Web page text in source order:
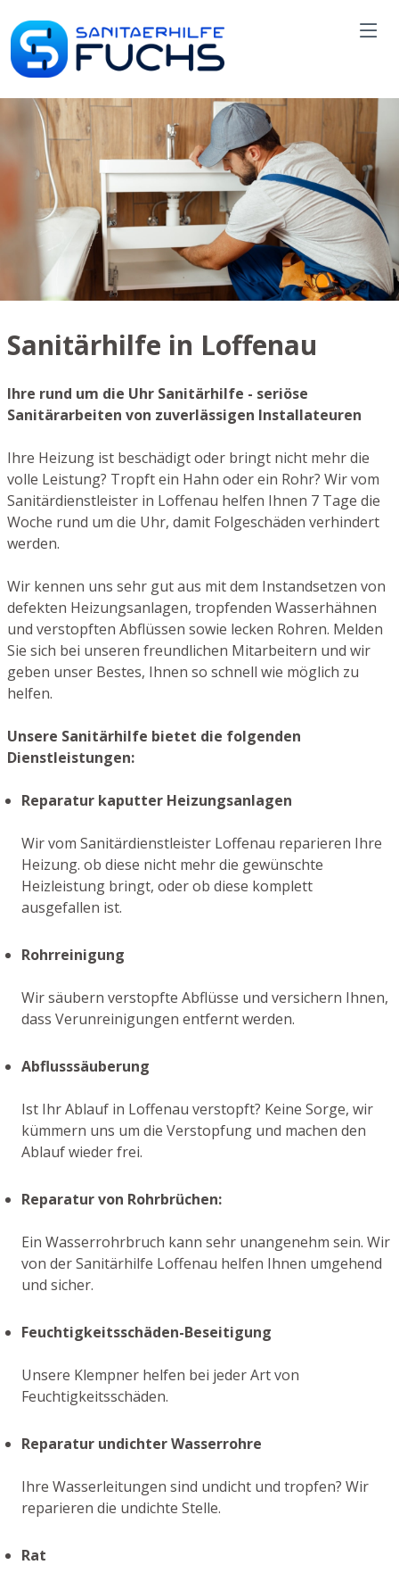
Sanitärhilfe in Loffenau
Ihre rund um die Uhr Sanitärhilfe - seriöse
Sanitärarbeiten von zuverlässigen Installateuren
Ihre Heizung ist beschädigt oder bringt nicht mehr die
volle Leistung? Tropft ein Hahn oder ein Rohr? Wir vom
Sanitärdienstleister in Loffenau helfen Ihnen 7 Tage die
Woche rund um die Uhr, damit Folgeschäden verhindert
werden.
Wir kennen uns sehr gut aus mit dem Instandsetzen von
defekten Heizungsanlagen, tropfenden Wasserhähnen
und verstopften Abflüssen sowie lecken Rohren. Melden
Sie sich bei unseren freundlichen Mitarbeitern und wir
geben unser Bestes, Ihnen so schnell wie möglich zu
helfen.
Unsere Sanitärhilfe bietet die folgenden
Dienstleistungen:
Reparatur kaputter Heizungsanlagen
Wir vom Sanitärdienstleister Loffenau reparieren Ihre
Heizung. ob diese nicht mehr die gewünschte
Heizleistung bringt, oder ob diese komplett
ausgefallen ist.
Rohrreinigung
Wir säubern verstopfte Abflüsse und versichern Ihnen,
dass Verunreinigungen entfernt werden.
Abflusssäuberung
Ist Ihr Ablauf in Loffenau verstopft? Keine Sorge, wir
kümmern uns um die Verstopfung und machen den
Ablauf wieder frei.
Reparatur von Rohrbrüchen:
Ein Wasserrohrbruch kann sehr unangenehm sein. Wir
von der Sanitärhilfe Loffenau helfen Ihnen umgehend
und sicher.
Feuchtigkeitsschäden-Beseitigung
Unsere Klempner helfen bei jeder Art von
Feuchtigkeitsschäden.
Reparatur undichter Wasserrohre
Ihre Wasserleitungen sind undicht und tropfen? Wir
reparieren die undichte Stelle.
Rat